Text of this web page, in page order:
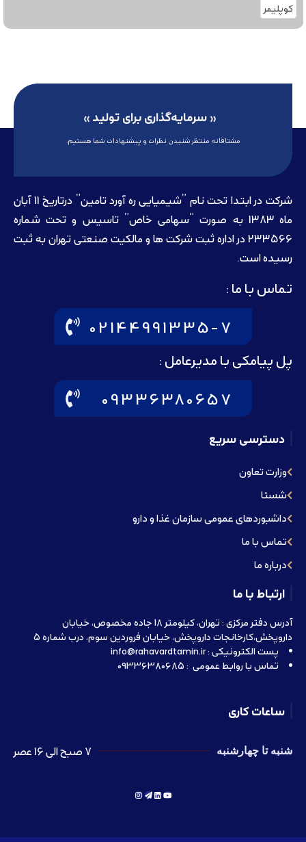
کوپلیمر
« سرمایه‌گذاری برای تولید »
مشتاقانه منتظر شنیدن نظرات و پیشنهادات شما هستیم.
شرکت در ابتدا تحت نام ”شیمیایی ره آورد تامين” درتاريخ 11 آبان
ماه 1383 به صورت “سهامی خاص” تاسيس و تحت شماره
233566 در اداره ثبت شرکت ها و مالکيت صنعتی تهران به ثبت
رسيده است.
تماس با ما :
02144991335-7
پل پیامکی با مدیرعامل :
09336380657
دسترسی سریع
وزارت تعاون
شستا
داشبوردهای عمومی سازمان غذا و دارو
تماس با ما
درباره ما
ارتباط با ما
آدرس دفتر مرکزی : تهران، کیلومتر 18 جاده مخصوص، خیابان
داروپخش،کارخانجات داروپخش، خیابان فروردین سوم، درب شماره 5
پست الکترونیکی : info@rahavardtamin.ir
تماس با روابط عمومی : 09336380685
ساعات کاری
شنبه تا چهارشنبه 7 صبح الی 16 عصر